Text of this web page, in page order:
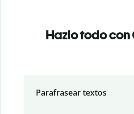
Hazlo todo
Parafrasear textos